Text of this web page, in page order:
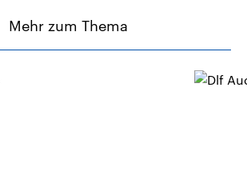
Mehr zum Thema